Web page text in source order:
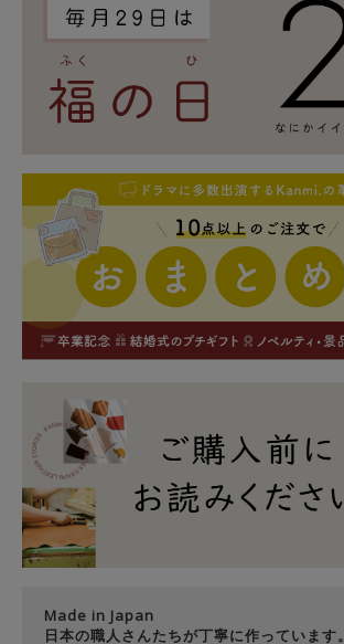
Made in Japan
日本の職人さんたちが丁寧に作っています。